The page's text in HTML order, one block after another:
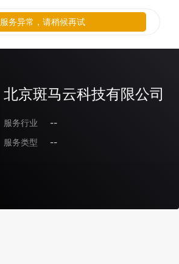
北京斑马云科技有限公司
服务行业
--
服务类型
--
服务异常，请稍候再试